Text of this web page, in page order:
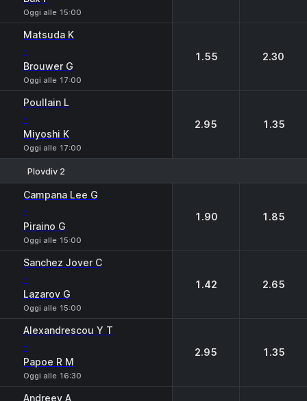
Oggi alle 15:00
Matsuda K
-
Brouwer G
Oggi alle 17:00
1.55 2.30
Poullain L
-
Miyoshi K
Oggi alle 17:00
2.95 1.35
Plovdiv 2
Campana Lee G
-
Piraino G
Oggi alle 15:00
1.90 1.85
Sanchez Jover C
-
Lazarov G
Oggi alle 15:00
1.42 2.65
Alexandrescou Y T
-
Papoe R M
Oggi alle 16:30
2.95 1.35
Andreev A